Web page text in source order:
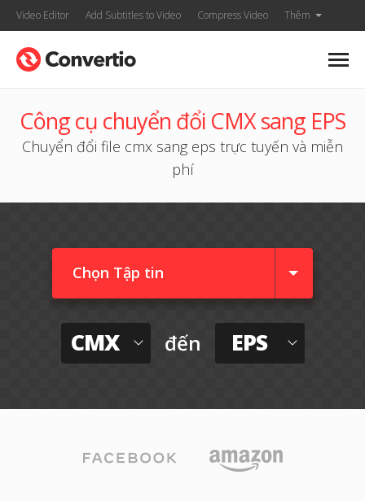
Video Editor Add Subtitles to Video Compress Video Thêm
Công cụ chuyển đổi CMX sang EPS
Chuyển đổi file cmx sang eps trực tuyến và miễn
phí
Chọn Tập tin
CMX đến EPS